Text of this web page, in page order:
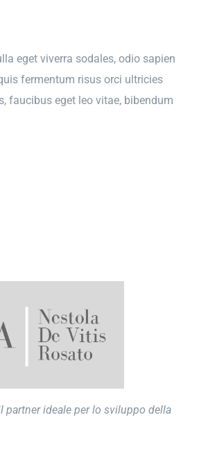
eget viverra sodales, odio sapien
fermentum risus orci ultricies
faucibus eget leo vitae, bibendum
partner ideale per lo sviluppo della